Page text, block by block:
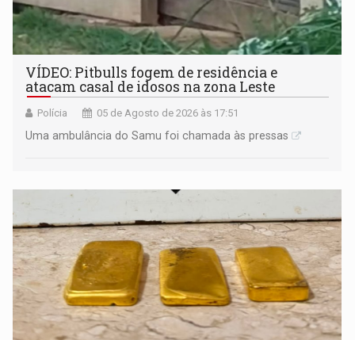
VÍDEO: Pitbulls fogem de residência e
atacam casal de idosos na zona Leste
Polícia 05 de Agosto de 2026 às 17:51
Uma ambulância do Samu foi chamada às pressas